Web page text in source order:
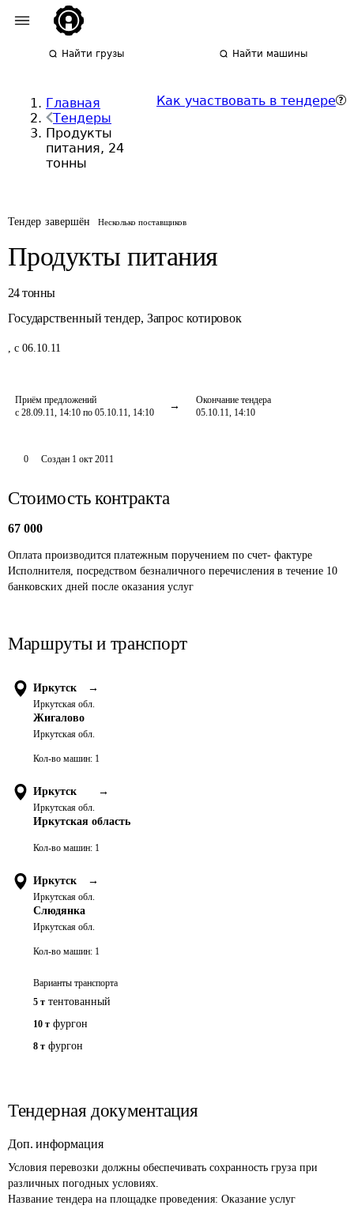
Найти грузы Найти машины
Главная
Тендеры
Продукты
питания, 24
тонны
Как участвовать в тендере
Тендер завершён Несколько поставщиков
Продукты питания
24 тонны
Государственный тендер, Запрос котировок
, с 06.10.11
Приём предложений
с 28.09.11, 14:10 по 05.10.11, 14:10
Окончание тендера
05.10.11, 14:10
0 Создан 1 окт 2011
Стоимость контракта
67 000
Оплата производится платежным поручением по счет- фактуре
Исполнителя, посредством безналичного перечисления в течение 10
банковских дней после оказания услуг
Маршруты и транспорт
Иркутск →
Иркутская обл.
Жигалово
Иркутская обл.
Кол-во машин: 1
Иркутск →
Иркутская обл.
Иркутская область
Кол-во машин: 1
Иркутск →
Иркутская обл.
Слюдянка
Иркутская обл.
Кол-во машин: 1
Варианты транспорта
5 т тентованный
10 т фургон
8 т фургон
Тендерная документация
Доп. информация
Условия перевозки должны обеспечивать сохранность груза при
различных погодных условиях.
Название тендера на площадке проведения: Оказание услуг